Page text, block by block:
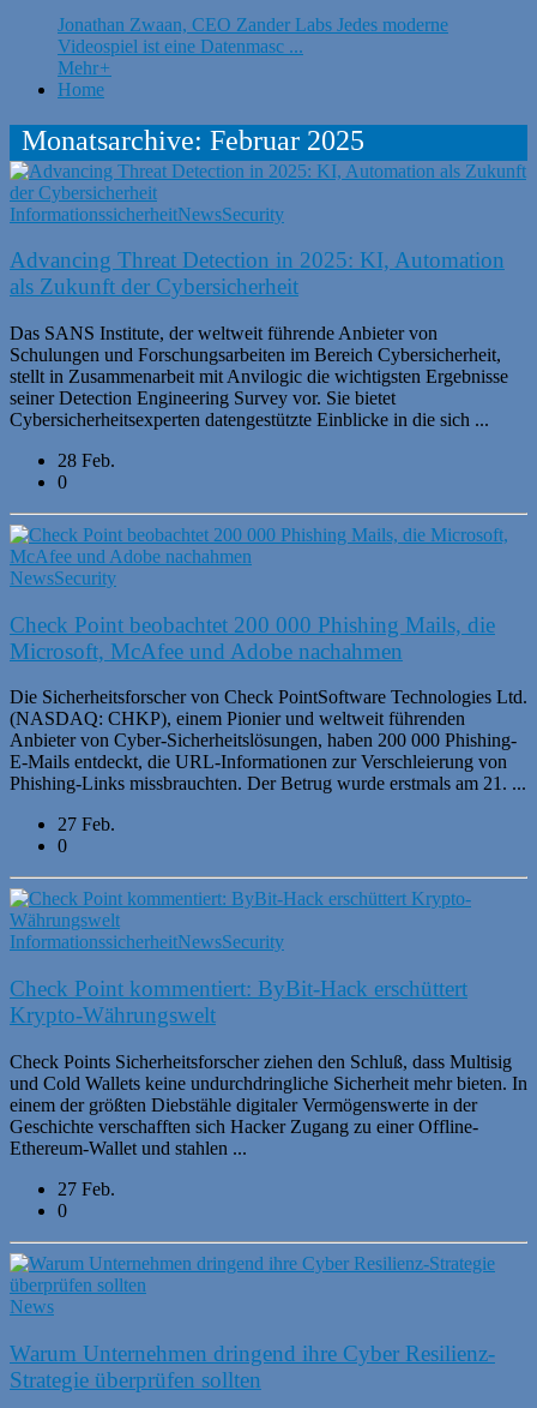
Jonathan Zwaan, CEO Zander Labs Jedes moderne
Videospiel ist eine Datenmasc ...
Mehr+
Home
Monatsarchive: Februar 2025
InformationssicherheitNewsSecurity
Advancing Threat Detection in 2025: KI, Automation
als Zukunft der Cybersicherheit
Das SANS Institute, der weltweit führende Anbieter von
Schulungen und Forschungsarbeiten im Bereich Cybersicherheit,
stellt in Zusammenarbeit mit Anvilogic die wichtigsten Ergebnisse
seiner Detection Engineering Survey vor. Sie bietet
Cybersicherheitsexperten datengestützte Einblicke in die sich ...
28 Feb.
0
NewsSecurity
Check Point beobachtet 200 000 Phishing Mails, die
Microsoft, McAfee und Adobe nachahmen
Die Sicherheitsforscher von Check PointSoftware Technologies Ltd.
(NASDAQ: CHKP), einem Pionier und weltweit führenden
Anbieter von Cyber-Sicherheitslösungen, haben 200 000 Phishing-
E-Mails entdeckt, die URL-Informationen zur Verschleierung von
Phishing-Links missbrauchten. Der Betrug wurde erstmals am 21. ...
27 Feb.
0
InformationssicherheitNewsSecurity
Check Point kommentiert: ByBit-Hack erschüttert
Krypto-Währungswelt
Check Points Sicherheitsforscher ziehen den Schluß, dass Multisig
und Cold Wallets keine undurchdringliche Sicherheit mehr bieten. In
einem der größten Diebstähle digitaler Vermögenswerte in der
Geschichte verschafften sich Hacker Zugang zu einer Offline-
Ethereum-Wallet und stahlen ...
27 Feb.
0
News
Warum Unternehmen dringend ihre Cyber Resilienz-
Strategie überprüfen sollten